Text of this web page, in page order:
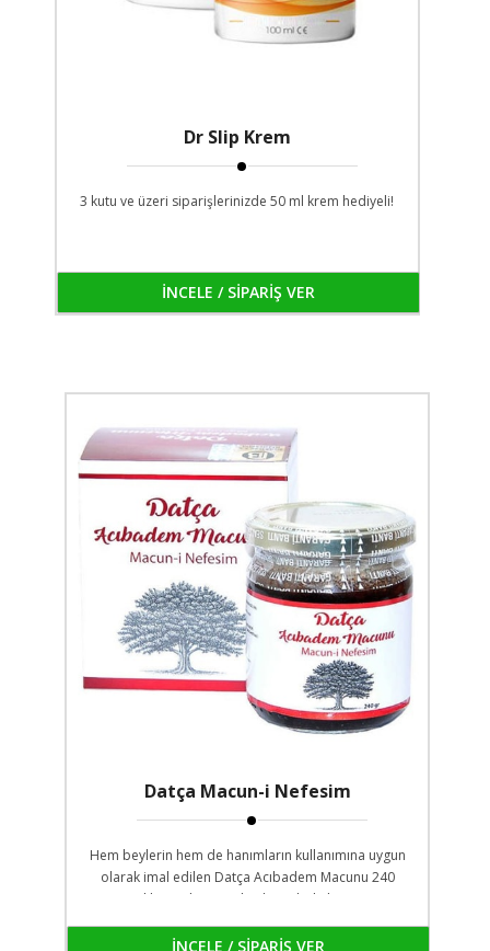
Dr Slip Krem
3 kutu ve üzeri siparişlerinizde 50 ml krem hediyeli!
İNCELE / SİPARİŞ VER
Datça Macun-i Nefesim
Hem beylerin hem de hanımların kullanımına uygun
olarak imal edilen Datça Acıbadem Macunu 240
gramlık cam kavanozlarda ambalajlanmıştır.
İNCELE / SİPARİŞ VER